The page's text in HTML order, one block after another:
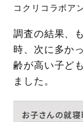
コクリコラボア
調査の結果、
時、次に多か
齢が高い子ど
ました。